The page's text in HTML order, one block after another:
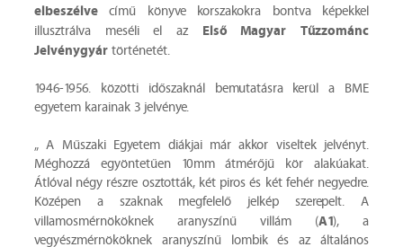
elbeszélve című könyve korszakokra bontva képekkel
illusztrálva meséli el az Első Magyar Tűzzománc
Jelvénygyár történetét.
1946-1956. közötti időszaknál bemutatásra kerül a BME
egyetem karainak 3 jelvénye.
„ A Műszaki Egyetem diákjai már akkor viseltek jelvényt.
Méghozzá egyöntetűen 10mm átmérőjű kör alakúakat.
Átlóval négy részre osztották, két piros és két fehér negyedre.
Középen a szaknak megfelelő jelkép szerepelt. A
villamosmérnököknek aranyszínű villám (A1), a
vegyészmérnököknek aranyszínű lombik és az általános